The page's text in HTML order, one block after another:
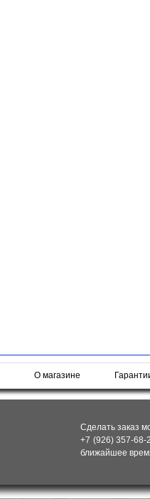
О магазине
Сделать заказ
+7 (926) 357-
ближайшее